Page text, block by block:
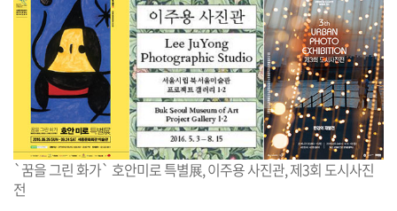
`꿈을 그린 화가` 호안미로 특별展, 이주용 사진관, 제3회 도시사진
전